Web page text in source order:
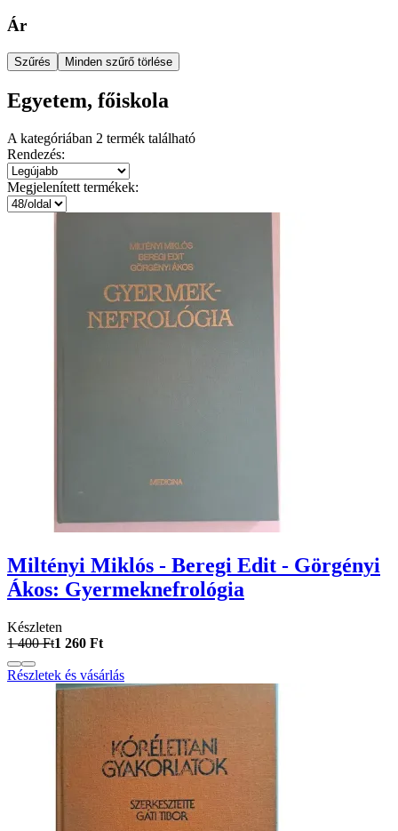
Ár
Szűrés Minden szűrő törlése
Egyetem, főiskola
A kategóriában 2 termék található
Rendezés:
Megjelenített termékek:
Miltényi Miklós - Beregi Edit - Görgényi
Ákos: Gyermeknefrológia
Készleten
1 400 Ft1 260 Ft
Részletek és vásárlás